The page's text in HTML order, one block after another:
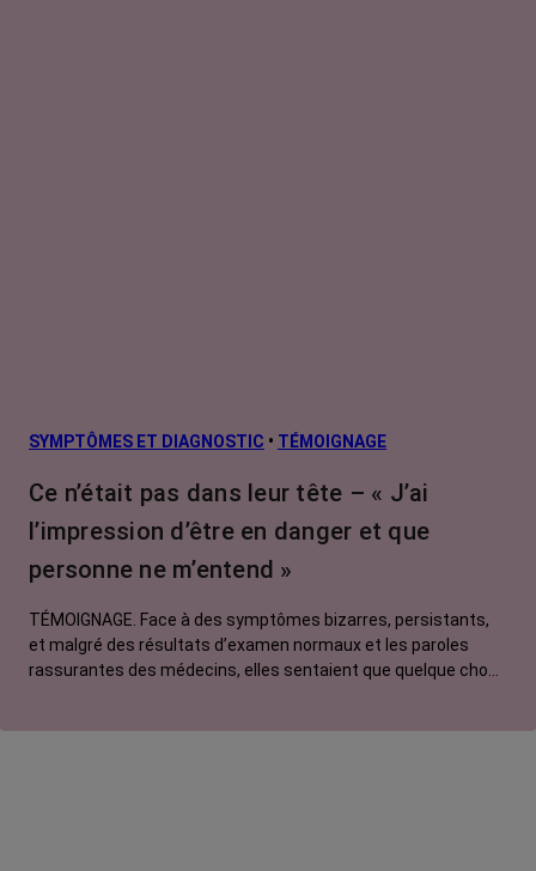
SYMPTÔMES ET DIAGNOSTIC • TÉMOIGNAGE
Ce n’était pas dans leur tête – « J’ai
l’impression d’être en danger et que
personne ne m’entend »
TÉMOIGNAGE. Face à des symptômes bizarres, persistants,
et malgré des résultats d’examen normaux et les paroles
rassurantes des médecins, elles sentaient que quelque chose